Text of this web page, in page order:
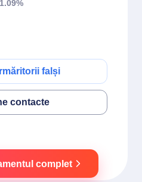
1.09%
falși
contacte
complet